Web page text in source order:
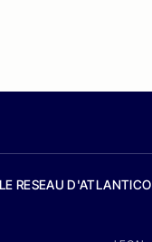
LE RESEAU D'ATLANTICO